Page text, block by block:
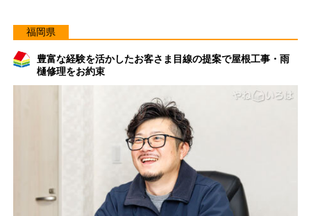
福岡県
豊富な経験を活かしたお客さま目線の提案で屋根工事・雨
樋修理をお約束